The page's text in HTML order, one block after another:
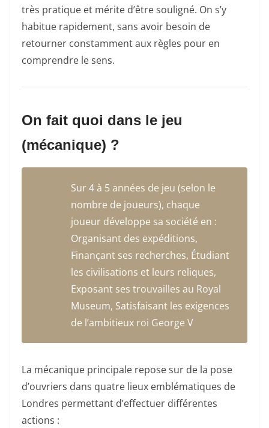
très pratique et mérite d’être souligné. On s’y
habitue rapidement, sans avoir besoin de
retourner constamment aux règles pour en
comprendre le sens.
On fait quoi dans le jeu
(mécanique) ?
Sur 4 à 5 années de jeu (selon le
nombre de joueurs), chaque
joueur développe sa société en :
Organisant des expéditions,
Finançant ses recherches, Étudiant
les civilisations et leurs reliques,
Exposant ses trouvailles au Royal
Museum, Satisfaisant les exigences
de l’ambitieux roi George V
La mécanique principale repose sur de la pose
d’ouvriers dans quatre lieux emblématiques de
Londres permettant d’effectuer différentes
actions :